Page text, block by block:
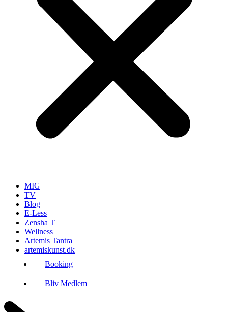
MIG
TV
Blog
E-Less
Zensha T
Wellness
Artemis Tantra
artemiskunst.dk
Booking
Bliv Medlem